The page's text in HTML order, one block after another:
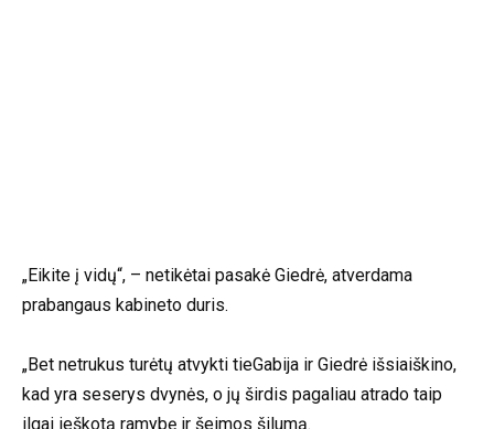
„Eikite į vidų“, – netikėtai pasakė Giedrė, atverdama
prabangaus kabineto duris.
„Bet netrukus turėtų atvykti tieGabija ir Giedrė išsiaiškino,
kad yra seserys dvynės, o jų širdis pagaliau atrado taip
ilgai ieškotą ramybę ir šeimos šilumą.